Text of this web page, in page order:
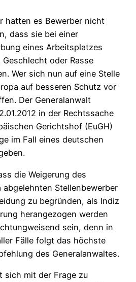
hatten es Bewerber nicht
dass sie bei einer
eines Arbeitsplatzes
oder Rasse
Wer sich nun auf eine Stelle
auf besseren Schutz vor
Der Generalanwalt
in der Rechtssache
Gerichtshof (EuGH)
im Fall eines deutschen
die Weigerung des
abgelehnten Stellenbewerber
zu begründen, als Indiz
herangezogen werden
sein, denn in
Fälle folgt das höchste
des Generalanwaltes.
sich mit der Frage zu